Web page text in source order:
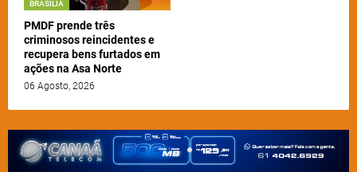
BRASÍLIA
PMDF prende três
criminosos reincidentes e
recupera bens furtados em
ações na Asa Norte
06 Agosto, 2026